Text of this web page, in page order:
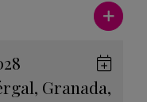
Ver más
, Granada,